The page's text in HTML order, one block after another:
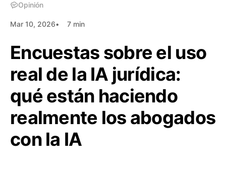
Opinión
Mar 10, 2026 7 min
Encuestas sobre el uso
real de la IA jurídica:
qué están haciendo
realmente los abogados
con la IA